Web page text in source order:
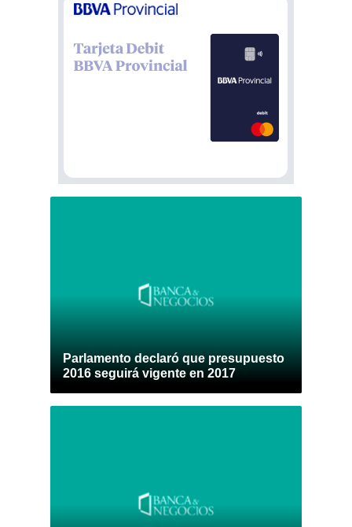
Parlamento declaró que presupuesto
2016 seguirá vigente en 2017